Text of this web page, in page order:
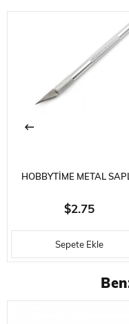
HOBBYTIME METAL
EMNIYET KAPAKLI
BIÇAĞI- 5 YEDEK UÇ
$2.75
Sepete Ekle